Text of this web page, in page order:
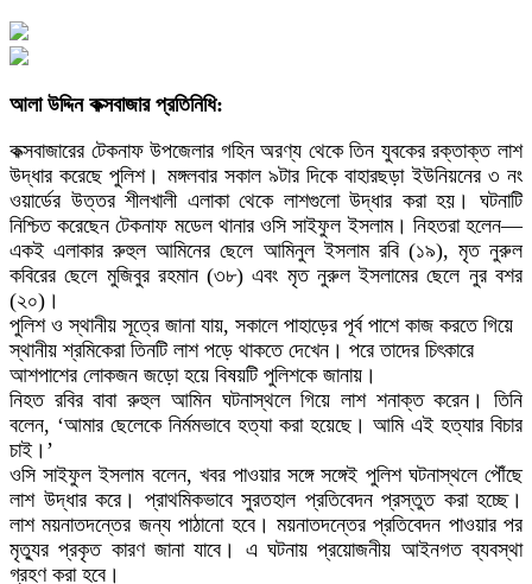
আলা উদ্দিন কক্সবাজার প্রতিনিধি:
কক্সবাজারের টেকনাফ উপজেলার গহিন অরণ্য থেকে তিন যুবকের রক্তাক্ত লাশ
উদ্ধার করেছে পুলিশ। মঙ্গলবার সকাল ৯টার দিকে বাহারছড়া ইউনিয়নের ৩ নং
ওয়ার্ডের উত্তর শীলখালী এলাকা থেকে লাশগুলো উদ্ধার করা হয়। ঘটনাটি
নিশ্চিত করেছেন টেকনাফ মডেল থানার ওসি সাইফুল ইসলাম। নিহতরা হলেন—
একই এলাকার রুহুল আমিনের ছেলে আমিনুল ইসলাম রবি (১৯), মৃত নুরুল
কবিরের ছেলে মুজিবুর রহমান (৩৮) এবং মৃত নুরুল ইসলামের ছেলে নুর বশর
(২০)।
পুলিশ ও স্থানীয় সূত্রে জানা যায়, সকালে পাহাড়ের পূর্ব পাশে কাজ করতে গিয়ে
স্থানীয় শ্রমিকেরা তিনটি লাশ পড়ে থাকতে দেখেন। পরে তাদের চিৎকারে
আশপাশের লোকজন জড়ো হয়ে বিষয়টি পুলিশকে জানায়।
নিহত রবির বাবা রুহুল আমিন ঘটনাস্থলে গিয়ে লাশ শনাক্ত করেন। তিনি
বলেন, ‘আমার ছেলেকে নির্মমভাবে হত্যা করা হয়েছে। আমি এই হত্যার বিচার
চাই।’
ওসি সাইফুল ইসলাম বলেন, খবর পাওয়ার সঙ্গে সঙ্গেই পুলিশ ঘটনাস্থলে পৌঁছে
লাশ উদ্ধার করে। প্রাথমিকভাবে সুরতহাল প্রতিবেদন প্রস্তুত করা হচ্ছে।
লাশ ময়নাতদন্তের জন্য পাঠানো হবে। ময়নাতদন্তের প্রতিবেদন পাওয়ার পর
মৃত্যুর প্রকৃত কারণ জানা যাবে। এ ঘটনায় প্রয়োজনীয় আইনগত ব্যবস্থা
গ্রহণ করা হবে।